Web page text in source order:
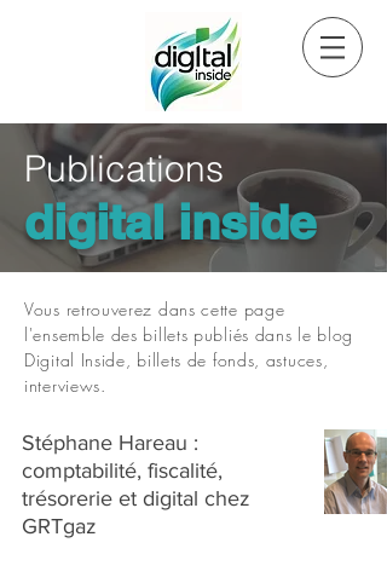
Publications
digital inside
Vous retrouverez dans cette page
l'ensemble des billets publiés dans le blog
Digital Inside, billets de fonds, astuces,
interviews.
Stéphane Hareau :
comptabilité, fiscalité,
trésorerie et digital chez
GRTgaz